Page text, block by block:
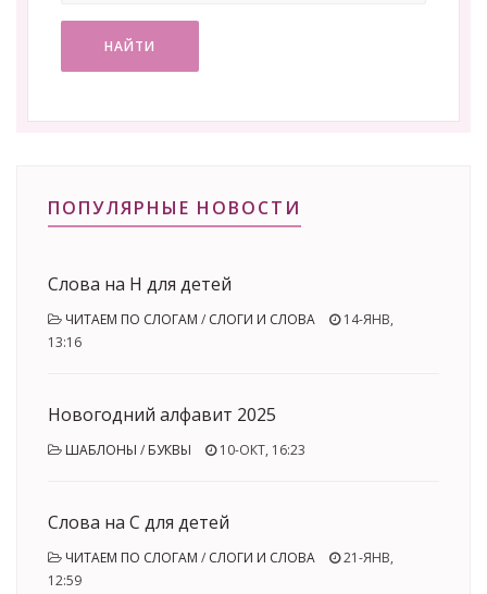
НАЙТИ
ПОПУЛЯРНЫЕ НОВОСТИ
Слова на Н для детей
ЧИТАЕМ ПО СЛОГАМ / СЛОГИ И СЛОВА
14-ЯНВ,
13:16
Новогодний алфавит 2025
ШАБЛОНЫ / БУКВЫ 10-ОКТ, 16:23
Слова на С для детей
ЧИТАЕМ ПО СЛОГАМ / СЛОГИ И СЛОВА
21-ЯНВ,
12:59